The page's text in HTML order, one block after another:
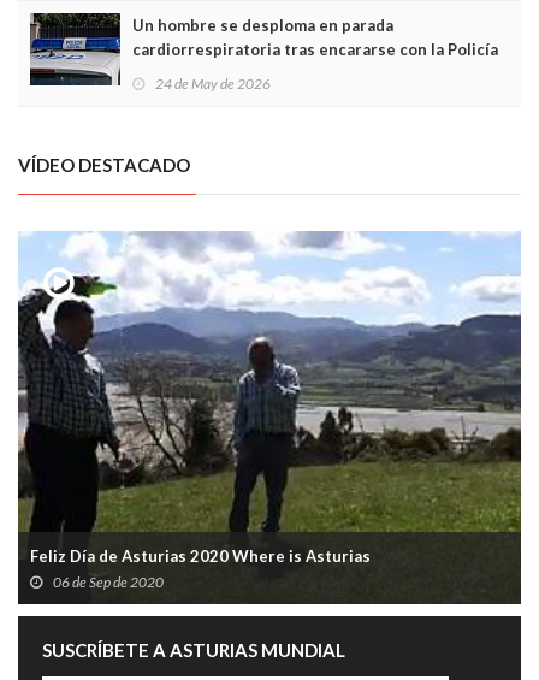
Un hombre se desploma en parada
cardiorrespiratoria tras encararse con la Policía
Local en Luanco
24 de May de 2026
VÍDEO DESTACADO
Feliz Día de Asturias 2020 Where is Asturias
06 de Sep de 2020
SUSCRÍBETE A ASTURIAS MUNDIAL